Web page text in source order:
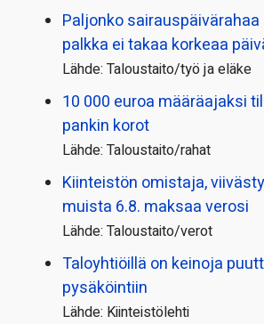
Paljonko sairauspäivä­rahaa
palkka ei takaa korkeaa
Lähde: Taloustaito/työ ja eläke
10 000 euroa määräajaksi
pankin korot
Lähde: Taloustaito/rahat
Kiinteistön omistaja,
muista 6.8. maksaa verosi
Lähde: Taloustaito/verot
Taloyhtiöillä on keinoja
pysäköintiin
Lähde: Kiinteistölehti